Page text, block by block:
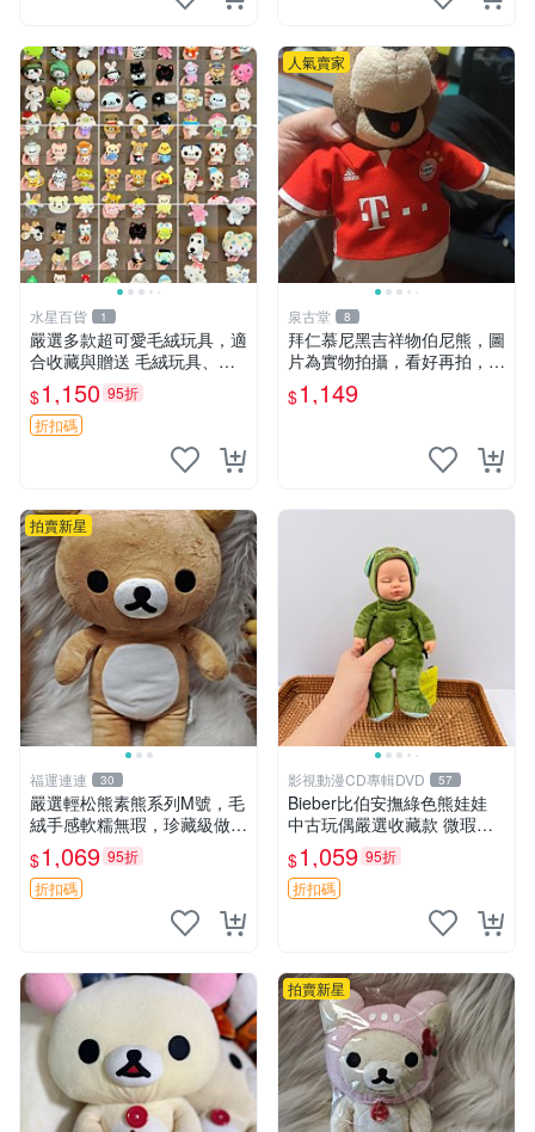
水星百貨 1
嚴選多款超可愛毛絨玩具，適
合收藏與贈送 毛絨玩具、抱
枕、公仔
$1,150 95折
折扣碼
人氣賣家
泉古堂 8
拜仁慕尼黑吉祥物伯尼熊，圖
片為實物拍攝，看好再拍，不
退不換-187978
$1,149
拍賣新星
福運連連 30
嚴選輕松熊素熊系列M號，毛
絨手感軟糯無瑕，珍藏級做工
推薦收藏，尺寸35cm清晰可
見。中古毛絨、收藏精品、毛
絨玩具
$1,069 95折
折扣碼
影視動漫CD專輯DVD 57
Bieber比伯安撫綠色熊娃娃
中古玩偶嚴選收藏款 微瑕輕
度使用 Bieber綠熊娃娃 中古
玩偶 微瑕
$1,059 95折
折扣碼
拍賣新星